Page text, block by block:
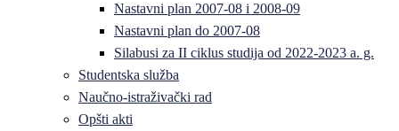
Nastavni plan 2007-08 i 2008-09
Nastavni plan do 2007-08
Silabusi za II ciklus studija od 2022-2023 a. g.
Studentska služba
Naučno-istraživački rad
Opšti akti